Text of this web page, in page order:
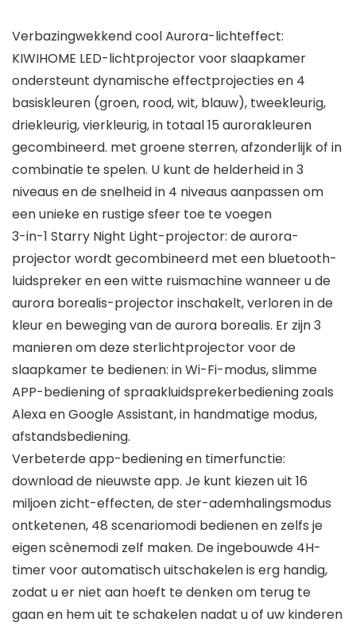
Verbazingwekkend cool Aurora-lichteffect:
KIWIHOME LED-lichtprojector voor slaapkamer
ondersteunt dynamische effectprojecties en 4
basiskleuren (groen, rood, wit, blauw), tweekleurig,
driekleurig, vierkleurig, in totaal 15 aurorakleuren
gecombineerd. met groene sterren, afzonderlijk of in
combinatie te spelen. U kunt de helderheid in 3
niveaus en de snelheid in 4 niveaus aanpassen om
een ​​unieke en rustige sfeer toe te voegen
3-in-1 Starry Night Light-projector: de aurora-
projector wordt gecombineerd met een bluetooth-
luidspreker en een witte ruismachine wanneer u de
aurora borealis-projector inschakelt, verloren in de
kleur en beweging van de aurora borealis. Er zijn 3
manieren om deze sterlichtprojector voor de
slaapkamer te bedienen: in Wi-Fi-modus, slimme
APP-bediening of spraakluidsprekerbediening zoals
Alexa en Google Assistant, in handmatige modus,
afstandsbediening.
Verbeterde app-bediening en timerfunctie:
download de nieuwste app. Je kunt kiezen uit 16
miljoen zicht-effecten, de ster-ademhalingsmodus
ontketenen, 48 scenariomodi bedienen en zelfs je
eigen scènemodi zelf maken. De ingebouwde 4H-
timer voor automatisch uitschakelen is erg handig,
zodat u er niet aan hoeft te denken om terug te
gaan en hem uit te schakelen nadat u of uw kinderen